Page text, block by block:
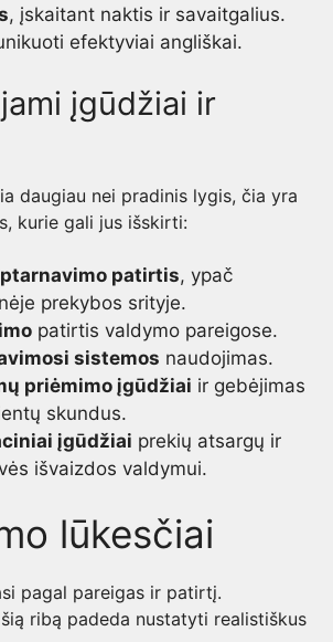
, įskaitant naktis ir savaitgalius.
efektyviai angliškai.
įgūdžiai ir
daugiau nei pradinis lygis, čia yra
kurie gali jus išskirti:
patirtis, ypač
prekybos srityje.
patirtis valdymo pareigose.
sistemos naudojimas.
priėmimo įgūdžiai ir gebėjimas
skundus.
įgūdžiai prekių atsargų ir
išvaizdos valdymui.
lūkesčiai
pagal pareigas ir patirtį.
ribą padeda nustatyti realistiškus